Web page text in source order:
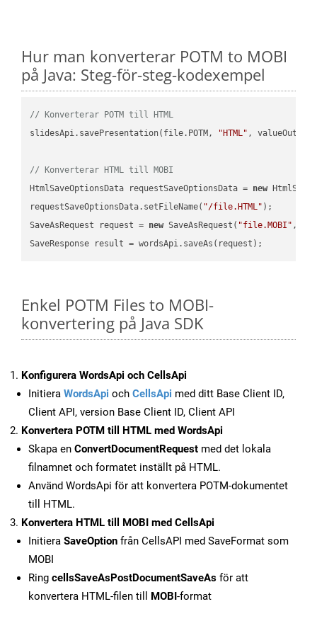
Hur man konverterar POTM to MOBI
på Java: Steg-för-steg-kodexempel
// Konverterar POTM till HTML
slidesApi.savePresentation(file.POTM,
"HTML" ,
// Konverterar HTML till MOBI
HtmlSaveOptionsData requestSaveOptionsData = new
requestSaveOptionsData.setFileName( "/file.HTML" );
SaveAsRequest request = new SaveAsRequest( "file.MOBI"
Enkel POTM Files to MOBI-
konvertering på Java SDK
Konfigurera WordsApi och CellsApi
Initiera WordsApi och CellsApi med ditt Base Client ID,
Client API, version Base Client ID, Client API
Konvertera POTM till HTML med WordsApi
Skapa en ConvertDocumentRequest med det lokala
filnamnet och formatet inställt på HTML.
Använd WordsApi för att konvertera POTM-dokumentet
till HTML.
Konvertera HTML till MOBI med CellsApi
Initiera SaveOption från CellsAPI med SaveFormat som
MOBI
Ring cellsSaveAsPostDocumentSaveAs för att
konvertera HTML-filen till MOBI-format